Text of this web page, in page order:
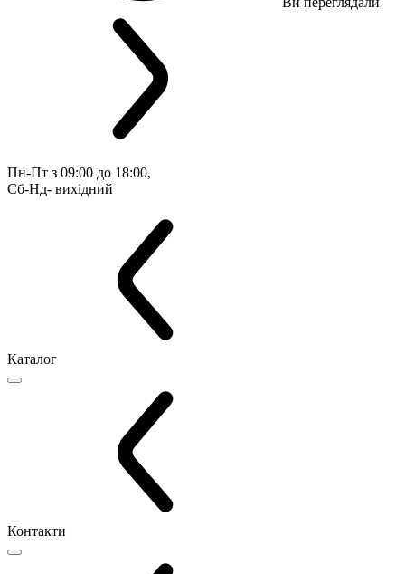
Пн-Пт з 09:00 до 18:00,
Сб-Нд- вихідний
Каталог
Контакти